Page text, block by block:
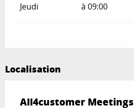
Jeudi à 09:00
Localisation
All4customer Meetings